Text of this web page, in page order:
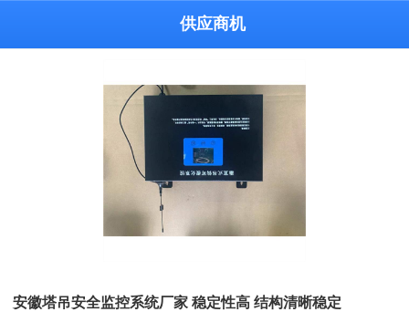
供应商机
安徽塔吊安全监控系统厂家 稳定性高 结构清晰稳定